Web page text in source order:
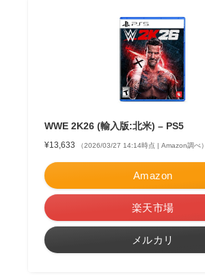
WWE 2K26 (輸入版:北米) – PS5
¥13,633 （2026/03/27 14:14時点 | Amazon調べ）
Amazon
楽天市場
メルカリ